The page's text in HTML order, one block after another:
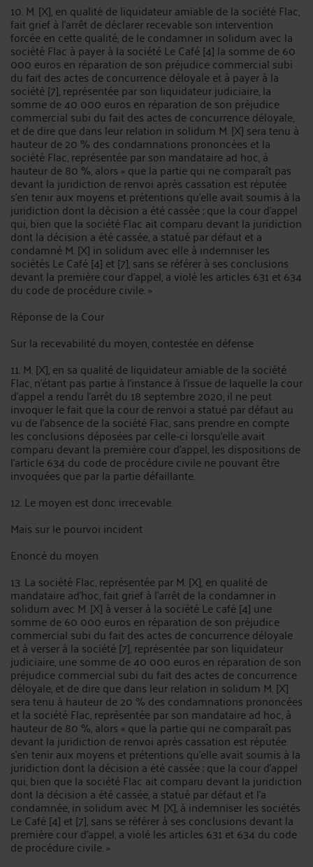
10. M. [X], en qualité de liquidateur amiable de la société Flac,
fait grief à l'arrêt de déclarer recevable son intervention
forcée en cette qualité, de le condamner in solidum avec la
société Flac à payer à la société Le Café [4] la somme de 60
000 euros en réparation de son préjudice commercial subi
du fait des actes de concurrence déloyale et à payer à la
société [7], représentée par son liquidateur judiciaire, la
somme de 40 000 euros en réparation de son préjudice
commercial subi du fait des actes de concurrence déloyale,
et de dire que dans leur relation in solidum M. [X] sera tenu à
hauteur de 20 % des condamnations prononcées et la
société Flac, représentée par son mandataire ad hoc, à
hauteur de 80 %, alors « que la partie qui ne comparaît pas
devant la juridiction de renvoi après cassation est réputée
s'en tenir aux moyens et prétentions qu'elle avait soumis à la
juridiction dont la décision a été cassée ; que la cour d'appel
qui, bien que la société Flac ait comparu devant la juridiction
dont la décision a été cassée, a statué par défaut et a
condamné M. [X] in solidum avec elle à indemniser les
sociétés Le Café [4] et [7], sans se référer à ses conclusions
devant la première cour d'appel, a violé les articles 631 et 634
du code de procédure civile. »
Réponse de la Cour
Sur la recevabilité du moyen, contestée en défense
11. M. [X], en sa qualité de liquidateur amiable de la société
Flac, n'étant pas partie à l'instance à l'issue de laquelle la cour
d'appel a rendu l'arrêt du 18 septembre 2020, il ne peut
invoquer le fait que la cour de renvoi a statué par défaut au
vu de l'absence de la société Flac, sans prendre en compte
les conclusions déposées par celle-ci lorsqu'elle avait
comparu devant la première cour d'appel, les dispositions de
l'article 634 du code de procédure civile ne pouvant être
invoquées que par la partie défaillante.
12. Le moyen est donc irrecevable.
Mais sur le pourvoi incident
Enoncé du moyen
13. La société Flac, représentée par M. [X], en qualité de
mandataire ad'hoc, fait grief à l'arrêt de la condamner in
solidum avec M. [X] à verser à la société Le café [4] une
somme de 60 000 euros en réparation de son préjudice
commercial subi du fait des actes de concurrence déloyale
et à verser à la société [7], représentée par son liquidateur
judiciaire, une somme de 40 000 euros en réparation de son
préjudice commercial subi du fait des actes de concurrence
déloyale, et de dire que dans leur relation in solidum M. [X]
sera tenu à hauteur de 20 % des condamnations prononcées
et la société Flac, représentée par son mandataire ad hoc, à
hauteur de 80 %, alors « que la partie qui ne comparaît pas
devant la juridiction de renvoi après cassation est réputée
s'en tenir aux moyens et prétentions qu'elle avait soumis à la
juridiction dont la décision a été cassée ; que la cour d'appel
qui, bien que la société Flac ait comparu devant la juridiction
dont la décision a été cassée, a statué par défaut et l'a
condamnée, in solidum avec M. [X], à indemniser les sociétés
Le Café [4] et [7], sans se référer à ses conclusions devant la
première cour d'appel, a violé les articles 631 et 634 du code
de procédure civile. »